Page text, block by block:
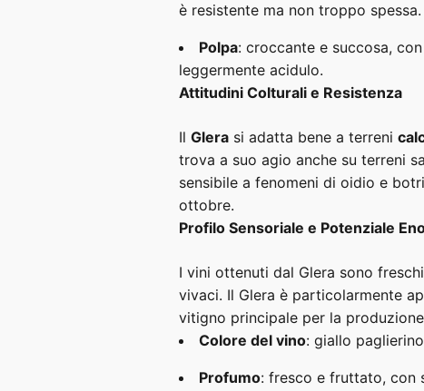
è resistente ma non troppo spessa.
Polpa: croccante e succosa,
leggermente acidulo.
Attitudini Colturali e Resistenza
Il Glera si adatta bene a terreni
trova a suo agio anche su terreni
sensibile a fenomeni di oidio e
ottobre.
Profilo Sensoriale e Potenziale
I vini ottenuti dal Glera sono
vivaci. Il Glera è particolarmente
vitigno principale per la
Colore del vino: giallo
Profumo: fresco e fruttato, con